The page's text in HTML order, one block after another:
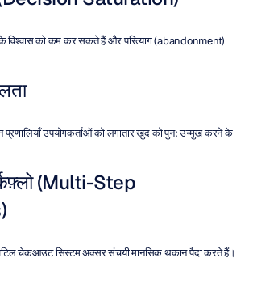
के विश्वास को कम कर सकते हैं और परित्याग (abandonment)
प्रणालियाँ उपयोगकर्ताओं को लगातार खुद को पुन: उन्मुख करने के
(Multi-Step
जटिल चेकआउट सिस्टम अक्सर संचयी मानसिक थकान पैदा करते हैं।